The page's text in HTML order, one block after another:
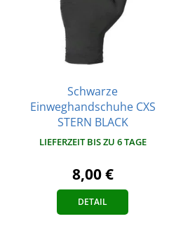
Schwarze
Einweghandschuhe CXS
STERN BLACK
LIEFERZEIT BIS ZU 6 TAGE
8,00 €
DETAIL